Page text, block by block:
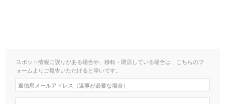
スポット情報に誤りがある場合や、移転・閉店している場合は、こちらのフ
ォームよりご報告いただけると幸いです。